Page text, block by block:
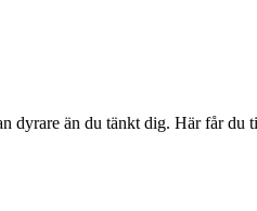
dyrare än du tänkt dig. Här får du